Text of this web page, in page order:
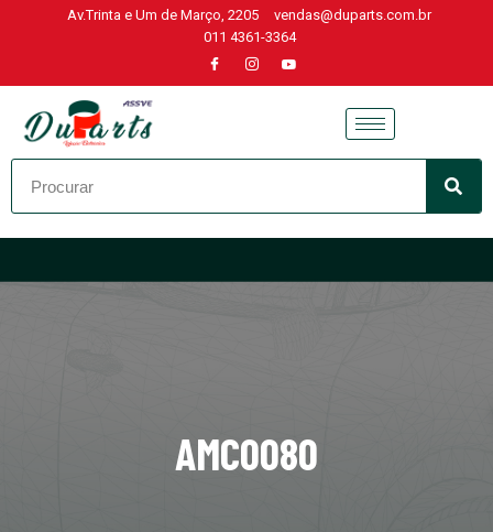
to
content
Av.Trinta e Um de Março, 2205
vendas@duparts.com.br
011 4361-3364
AMC0080